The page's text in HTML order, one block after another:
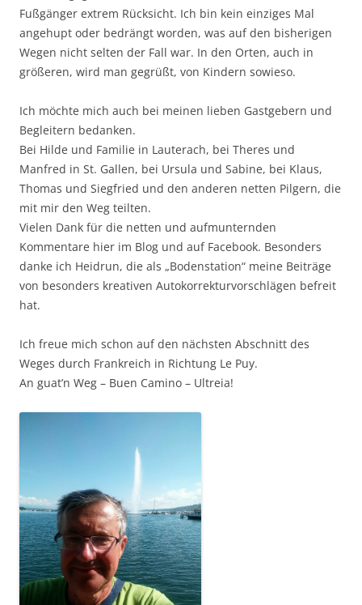
Fußgänger extrem Rücksicht. Ich bin kein einziges Mal
angehupt oder bedrängt worden, was auf den bisherigen
Wegen nicht selten der Fall war. In den Orten, auch in
größeren, wird man gegrüßt, von Kindern sowieso.
Ich möchte mich auch bei meinen lieben Gastgebern und
Begleitern bedanken.
Bei Hilde und Familie in Lauterach, bei Theres und
Manfred in St. Gallen, bei Ursula und Sabine, bei Klaus,
Thomas und Siegfried und den anderen netten Pilgern, die
mit mir den Weg teilten.
Vielen Dank für die netten und aufmunternden
Kommentare hier im Blog und auf Facebook. Besonders
danke ich Heidrun, die als „Bodenstation“ meine Beiträge
von besonders kreativen Autokorrekturvorschlägen befreit
hat.
Ich freue mich schon auf den nächsten Abschnitt des
Weges durch Frankreich in Richtung Le Puy.
An guat’n Weg – Buen Camino – Ultreia!